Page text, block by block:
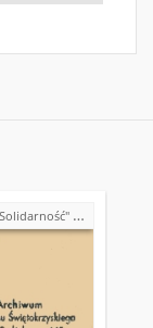
Podstawowej nr 1 w Kazimierzy Wielkiej